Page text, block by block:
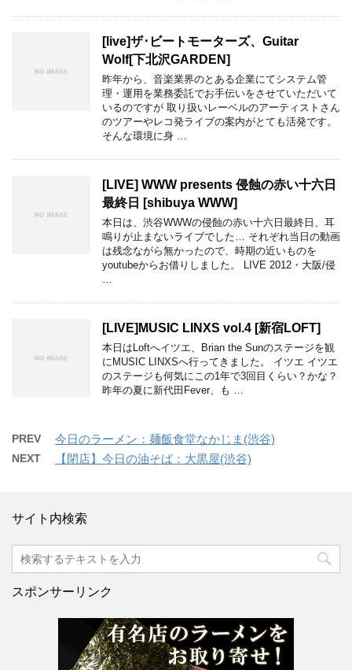
[live]ザ･ビートモーターズ、Guitar
Wolf[下北沢GARDEN]
昨年から、音楽業界のとある企業にてシステム管
理・運用を業務委託でお手伝いをさせていただいて
いるのですが 取り扱いレーベルのアーティストさん
のツアーやレコ発ライブの案内がとても活発です。
そんな環境に身 …
[LIVE] WWW presents 侵蝕の赤い十六日
最終日 [shibuya WWW]
本日は、渋谷WWWの侵蝕の赤い十六日最終日、耳
鳴りが止まないライブでした… それぞれ当日の動画
は残念ながら無かったので、時期の近いものを
youtubeからお借りしました。 LIVE 2012・大阪/侵
[LIVE]MUSIC LINXS vol.4 [新宿LOFT]
本日はLoftへイツエ、Brian the Sunのステージを観
にMUSIC LINXSへ行ってきました。 イツエ イツエ
のステージも何気にこの1年で3回目くらい？かな？
昨年の夏に新代田Fever、も …
PREV 今日のラーメン：麺飯食堂なかじま(渋谷)
NEXT 【閉店】今日の油そば：大黒屋(渋谷)
サイト内検索
スポンサーリンク